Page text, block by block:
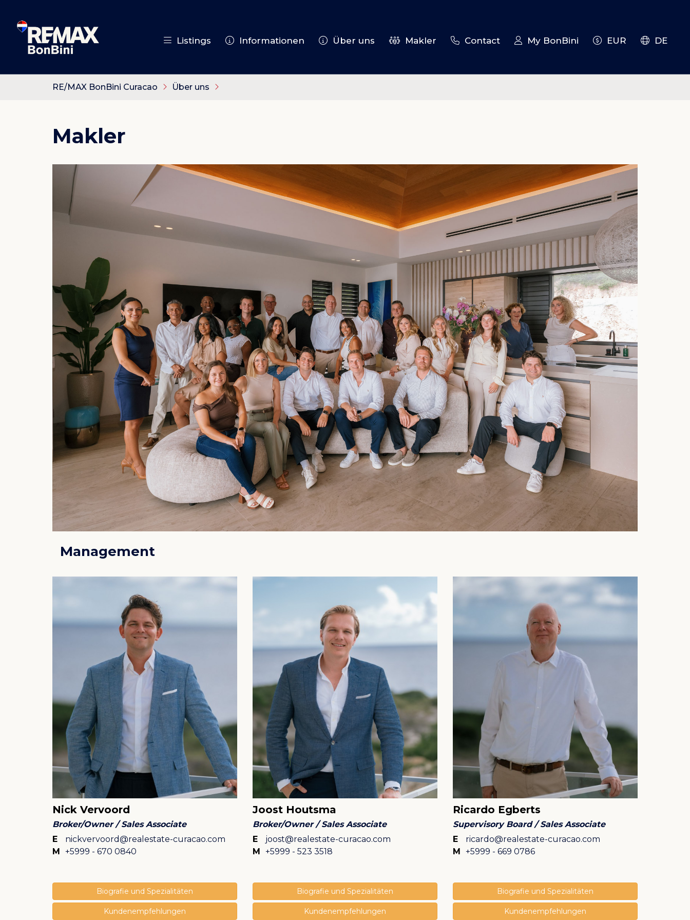
Listings Informationen Über uns Makler Contact My BonBini EUR DE
RE/MAX BonBini Curacao Über uns
Makler
Management
Nick Vervoord
Broker/Owner / Sales Associate
E
nickvervoord@realestate-curacao.com
M +5999 - 670 0840
Biografie und Spezialitäten
Kundenempfehlungen
Joost Houtsma
Broker/Owner / Sales Associate
E
joost@realestate-curacao.com
M +5999 - 523 3518
Biografie und Spezialitäten
Kundenempfehlungen
Ricardo Egberts
Supervisory Board / Sales Associate
E
ricardo@realestate-curacao.com
M +5999 - 669 0786
Biografie und Spezialitäten
Kundenempfehlungen